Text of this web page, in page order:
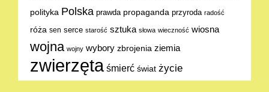
polityka Polska prawda propaganda przyroda radość
róża sen serce starość sztuka słowa wieczność wiosna
wojna wojny wybory zbrojenia ziemia
zwierzęta śmierć świat życie